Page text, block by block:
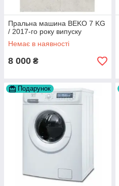
Пральна машина BEKO 7 KG
/ 2017-го року випуску
Немає в наявності
8 000 ₴
Подарунок